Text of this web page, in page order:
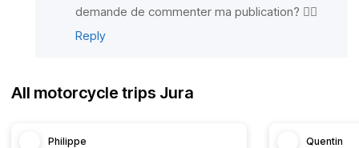
demande de commenter ma publication? 😮‍💨
Reply
All motorcycle trips Jura
Philippe Quentin